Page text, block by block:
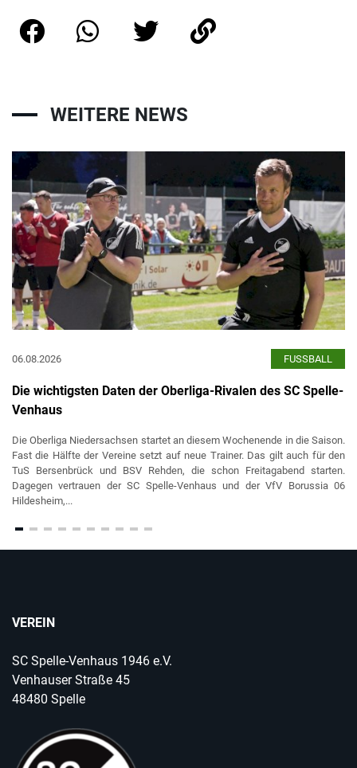
WEITERE NEWS
06.08.2026 FUSSBALL
Die wichtigsten Daten der Oberliga-Rivalen des SC Spelle-
Venhaus
Die Oberliga Niedersachsen startet an diesem Wochenende in die Saison.
Fast die Hälfte der Vereine setzt auf neue Trainer. Das gilt auch für den
TuS Bersenbrück und BSV Rehden, die schon Freitagabend starten.
Dagegen vertrauen der SC Spelle-Venhaus und der VfV Borussia 06
Hildesheim,...
VEREIN
SC Spelle-Venhaus 1946 e.V.
Venhauser Straße 45
48480 Spelle